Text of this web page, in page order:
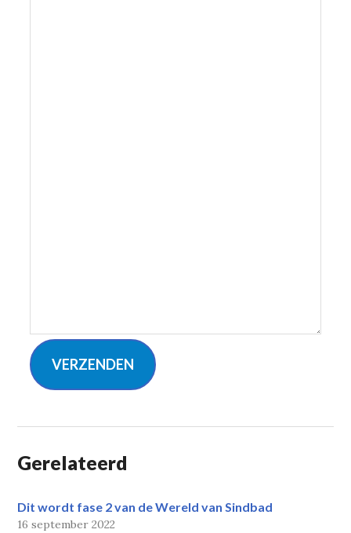
VERZENDEN
Gerelateerd
Dit wordt fase 2 van de Wereld van Sindbad
16 september 2022